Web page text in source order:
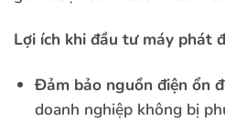
Lợi ích khi đầu tư máy phát
Đảm bảo nguồn điện ổn
doanh nghiệp không bị